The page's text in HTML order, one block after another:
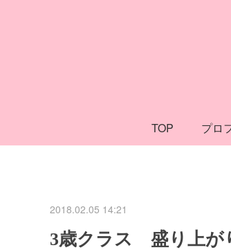
TOP プロ
2018.02.05 14:21
3歳クラス 盛り上が